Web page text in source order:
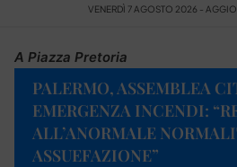
VENERDÌ 7 AGOSTO 2026 -
A Piazza Pretoria
PALERMO, ASSEMBLEA
EMERGENZA INCENDI:
ALL’ANORMALE
ASSUEFAZIONE”